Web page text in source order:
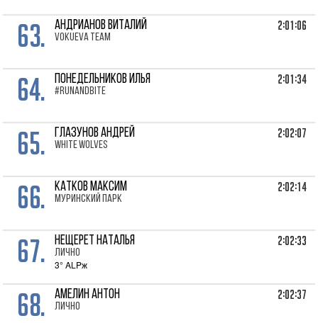
63. АНДРИАНОВ Виталий
VOKUEVA TEAM
2:01:06
64. ПОНЕДЕЛЬНИКОВ Илья
#runandbite
2:01:34
65. ГЛАЗУНОВ Андрей
WHITE WOLVES
2:02:07
66. КАТКОВ Максим
Муринский парк
2:02:14
67. НЕЩЕРЕТ Наталья
лично
3° ALPж
2:02:33
68. АМЕЛИН Антон
лично
2:02:37